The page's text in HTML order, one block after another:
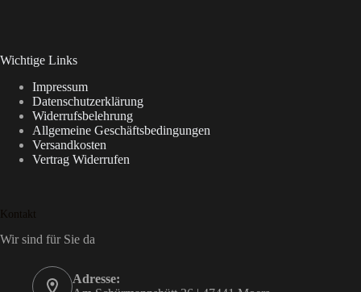
Wichtige Links
Impressum
Datenschutzerklärung
Widerrufsbelehrung
Allgemeine Geschäftsbedingungen
Versandkosten
Vertrag Widerrufen
Kontakt
Wir sind für Sie da
Adresse: